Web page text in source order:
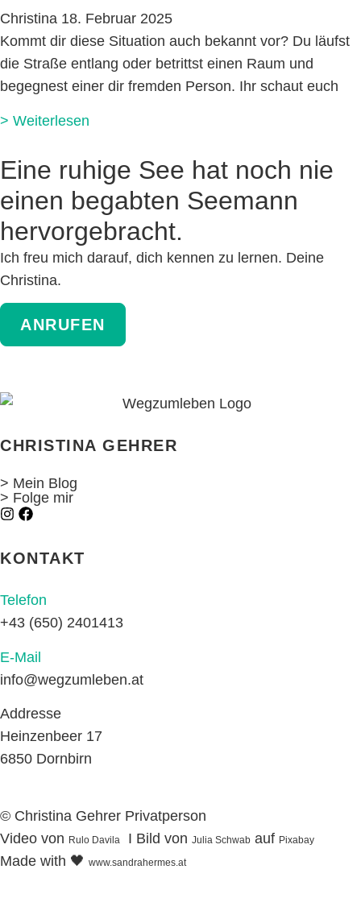
Christina 18. Februar 2025
Kommt dir diese Situation auch bekannt vor? Du läufst
die Straße entlang oder betrittst einen Raum und
begegnest einer dir fremden Person. Ihr schaut euch
> Weiterlesen
Eine ruhige See hat noch nie
einen begabten Seemann
hervor­gebracht.
Ich freu mich darauf, dich kennen zu lernen. Deine
Christina.
ANRUFEN
CHRISTINA GEHRER
> Mein Blog
> Folge mir
KONTAKT
Telefon
+43 (650) 2401413
E-Mail
info@wegzumleben.at
Addresse
Heinzenbeer 17
6850 Dornbirn
© Christina Gehrer Privatperson
Video von Rulo Davila I Bild von Julia Schwab auf Pixabay
Made with 🖤 www.sandrahermes.at